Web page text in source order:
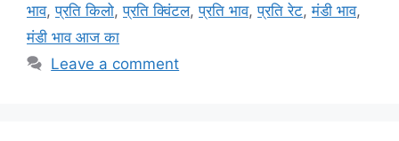
भाव,प्रति किलो,प्रति क्विंटल,प्रति भाव,प्रति रेट,मंडी भाव,
मंडी भाव आज का
Leave a comment